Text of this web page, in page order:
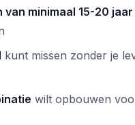
minimaal 15-20 jaar
kunt missen zonder je
wilt opbouwen